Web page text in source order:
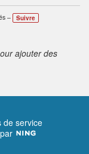
– Suivre
ajouter des
de service